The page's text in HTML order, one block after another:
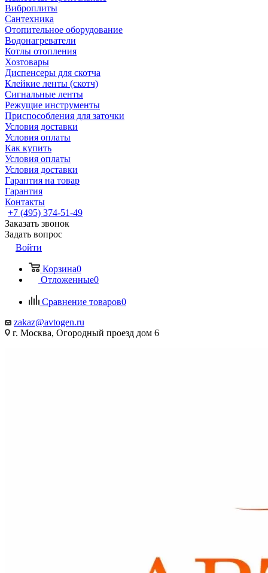
Виброплиты
Сантехника
Отопительное оборудование
Водонагреватели
Котлы отопления
Хозтовары
Диспенсеры для скотча
Клейкие ленты (скотч)
Сигнальные ленты
Режущие инструменты
Приспособления для заточки
Условия доставки
Условия оплаты
Как купить
Условия оплаты
Условия доставки
Гарантия на товар
Гарантия
Контакты
+7 (495) 374-51-49
Заказать звонок
Задать вопрос
Войти
Корзина0
Отложенные0
Сравнение товаров0
zakaz@avtogen.ru
г. Москва, Огородный проезд дом 6